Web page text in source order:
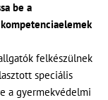
be a
felkészülnek
speciális
a gyermekvédelmi